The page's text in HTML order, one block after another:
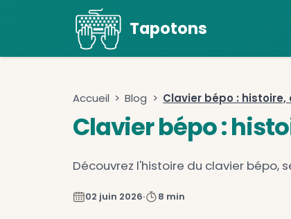
Tapotons
Accueil > Blog > Clavier
Clavier bépo
Découvrez l'histoire du